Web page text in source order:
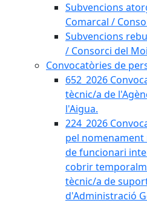
Subvencions
Comarcal /
Subvencions
/ Consorci del
Convocatòries de
652_2026
tècnic/a de
l'Aigua.
224_2026
pel
de funcionari
cobrir
tècnic/a de
d'Administració